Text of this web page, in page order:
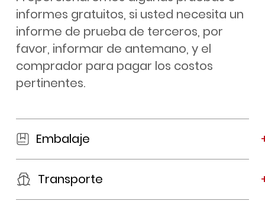
informes gratuitos, si usted necesita un
informe de prueba de terceros, por
favor, informar de antemano, y el
comprador para pagar los costos
pertinentes.
Embalaje
Transporte